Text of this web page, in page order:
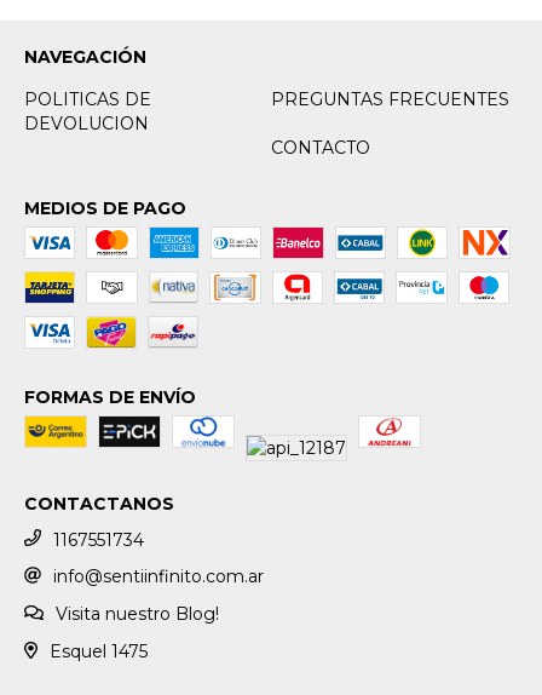
NAVEGACIÓN
POLITICAS DE
DEVOLUCION
PREGUNTAS FRECUENTES
CONTACTO
MEDIOS DE PAGO
FORMAS DE ENVÍO
CONTACTANOS
1167551734
info@sentiinfinito.com.ar
Visita nuestro Blog!
Esquel 1475